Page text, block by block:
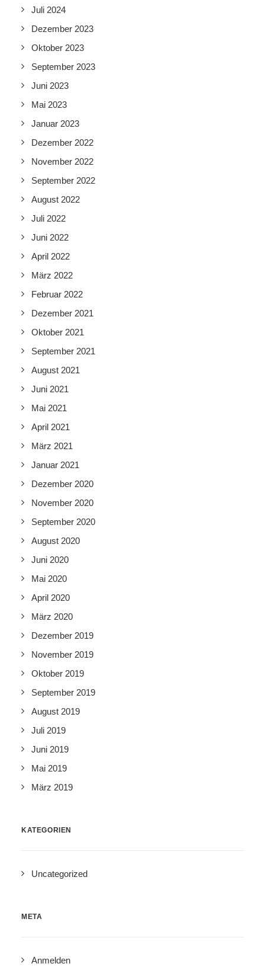
Juli 2024
Dezember 2023
Oktober 2023
September 2023
Juni 2023
Mai 2023
Januar 2023
Dezember 2022
November 2022
September 2022
August 2022
Juli 2022
Juni 2022
April 2022
März 2022
Februar 2022
Dezember 2021
Oktober 2021
September 2021
August 2021
Juni 2021
Mai 2021
April 2021
März 2021
Januar 2021
Dezember 2020
November 2020
September 2020
August 2020
Juni 2020
Mai 2020
April 2020
März 2020
Dezember 2019
November 2019
Oktober 2019
September 2019
August 2019
Juli 2019
Juni 2019
Mai 2019
März 2019
KATEGORIEN
Uncategorized
META
Anmelden